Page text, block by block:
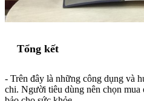
Tổng kết
- Trên đây là những công dụng và
chi. Người tiêu dùng nên chọn mua